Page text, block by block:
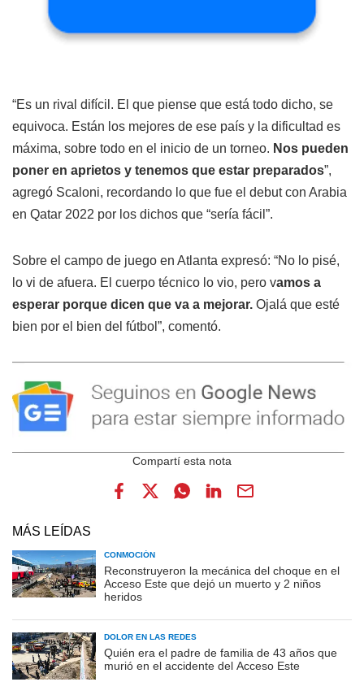
“Es un rival difícil. El que piense que está todo dicho, se
equivoca. Están los mejores de ese país y la dificultad es
máxima, sobre todo en el inicio de un torneo. Nos pueden
poner en aprietos y tenemos que estar preparados”,
agregó Scaloni, recordando lo que fue el debut con Arabia
en Qatar 2022 por los dichos que “sería fácil”.
Sobre el campo de juego en Atlanta expresó: “No lo pisé,
lo vi de afuera. El cuerpo técnico lo vio, pero vamos a
esperar porque dicen que va a mejorar. Ojalá que esté
bien por el bien del fútbol”, comentó.
MÁS LEÍDAS
CONMOCIÓN
Reconstruyeron la mecánica del choque en el
Acceso Este que dejó un muerto y 2 niños
heridos
DOLOR EN LAS REDES
Quién era el padre de familia de 43 años que
murió en el accidente del Acceso Este